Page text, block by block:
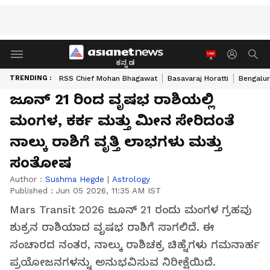
ಕನ್ನಡ
TRENDING : RSS Chief Mohan Bhagawat Basavaraj Horatti
ಜೂನ್ 21 ರಿಂದ ವೃಷಭ ರಾಶಿಯಲ್ಲಿ
ಮಂಗಳ, ಕರ್ಕ ಮತ್ತು ಮೀನ ಸೇರಿದಂತೆ
ನಾಲ್ಕು ರಾಶಿಗೆ ವೃತ್ತಿ ಲಾಭಗಳು ಮತ್ತು
ಸಂತೋಷ
Author : Sushma Hegde | Astrology
Published : Jun 05 2026, 11:35 AM IST
Mars Transit 2026 ಜೂನ್ 21 ರಂದು ಮಂಗಳ ಗ್ರಹವು
ಶುಕ್ರನ ರಾಶಿಯಾದ ವೃಷಭ ರಾಶಿಗೆ ಸಾಗಲಿದೆ. ಈ
ಸಂಚಾರದ ನಂತರ, ನಾಲ್ಕು ರಾಶಿಚಕ್ರ ಚಿಹ್ನೆಗಳು ಗಮನಾರ್ಹ
ಪ್ರಯೋಜನಗಳನ್ನು ಅನುಭವಿಸುವ ನಿರೀಕ್ಷೆಯಿದೆ.